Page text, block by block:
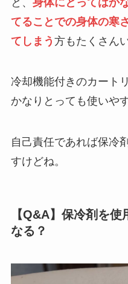
てることでの身体の寒
てしまう 方もたくさん
冷却機能付きのカート
かなりとっても使いや
自己責任であれば保冷
すけどね。
【Q&A】保冷剤を
なる？